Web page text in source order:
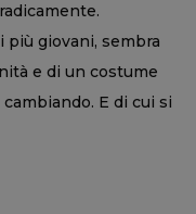
più giovani, sembra
e di un costume
E di cui si